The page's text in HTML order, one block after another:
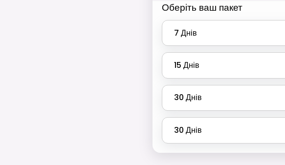
Оберіть ваш пакет
7 Днів
15 Днів
30 Днів
30 Днів